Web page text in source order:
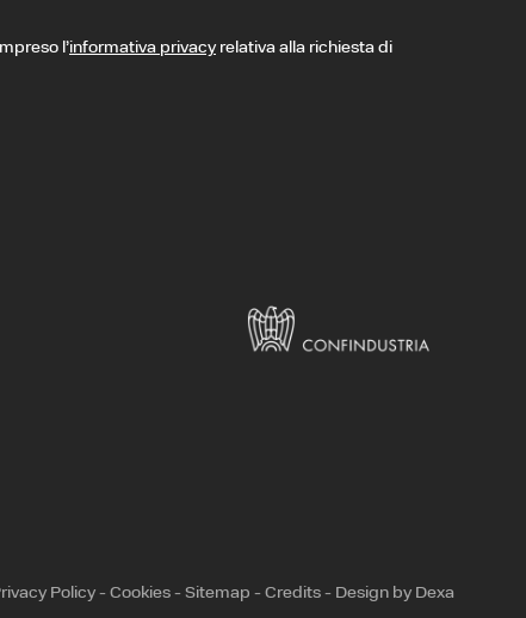
l’informativa privacyrelativa alla richiesta di
Policy - Cookies - Sitemap - Credits - Design by Dexa